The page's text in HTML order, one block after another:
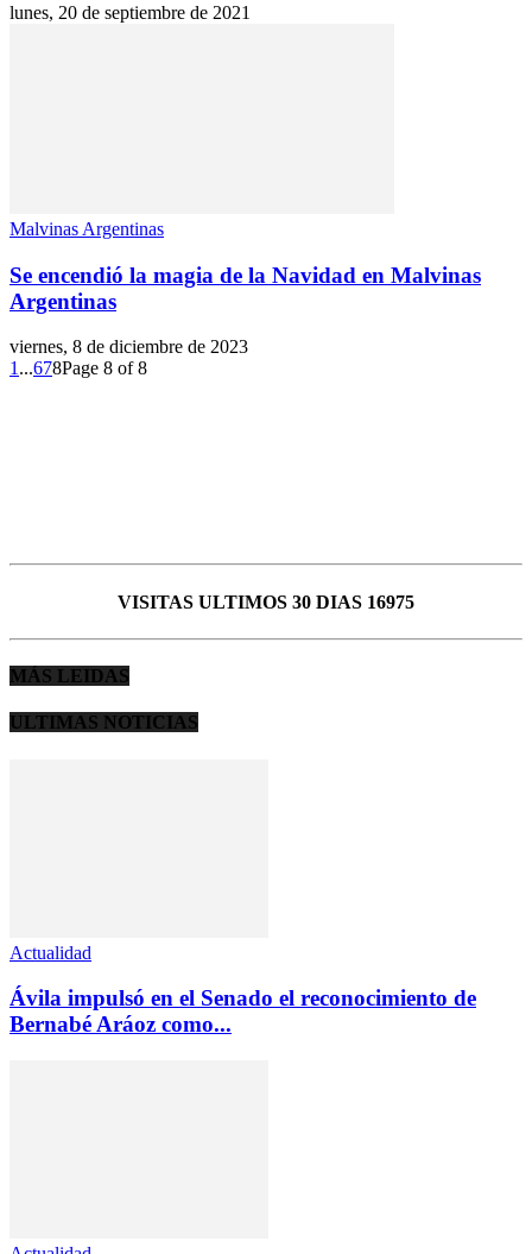
lunes, 20 de septiembre de 2021
Malvinas Argentinas
Se encendió la magia de la Navidad en Malvinas
Argentinas
viernes, 8 de diciembre de 2023
1 ...678Page 8 of 8
VISITAS ULTIMOS 30 DIAS 16975
MÁS LEIDAS
ULTIMAS NOTICIAS
Actualidad
Ávila impulsó en el Senado el reconocimiento de
Bernabé Aráoz como...